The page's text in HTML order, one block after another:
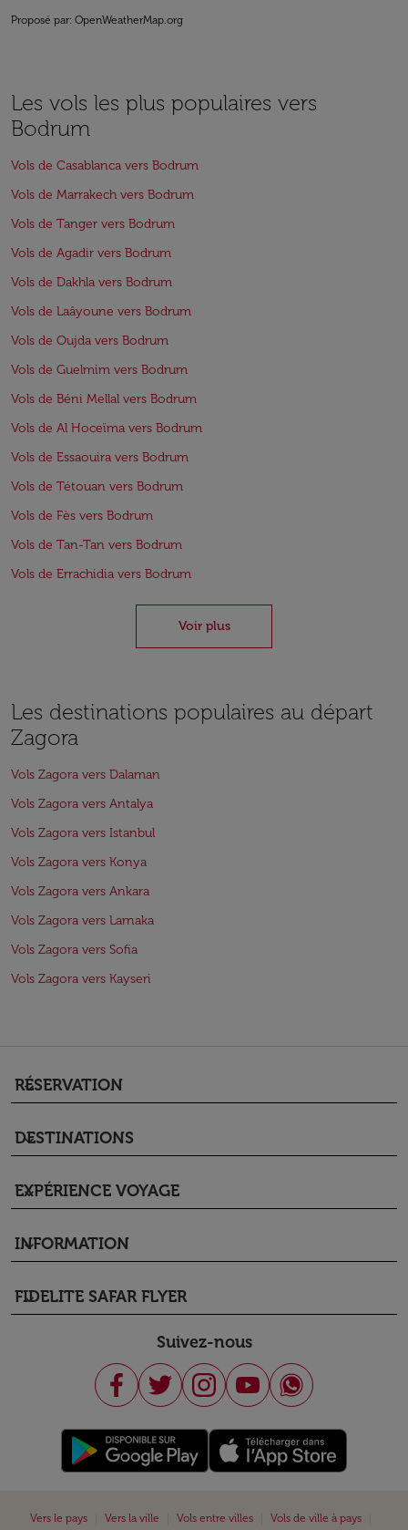
Proposé par: OpenWeatherMap.org
Les vols les plus populaires vers
Bodrum
Vols de Casablanca vers Bodrum
Vols de Marrakech vers Bodrum
Vols de Tanger vers Bodrum
Vols de Agadir vers Bodrum
Vols de Dakhla vers Bodrum
Vols de Laâyoune vers Bodrum
Vols de Oujda vers Bodrum
Vols de Guelmim vers Bodrum
Vols de Béni Mellal vers Bodrum
Vols de Al Hoceïma vers Bodrum
Vols de Essaouira vers Bodrum
Vols de Tétouan vers Bodrum
Vols de Fès vers Bodrum
Vols de Tan-Tan vers Bodrum
Vols de Errachidia vers Bodrum
Voir plus
Les destinations populaires au départ
Zagora
Vols Zagora vers Dalaman
Vols Zagora vers Antalya
Vols Zagora vers Istanbul
Vols Zagora vers Konya
Vols Zagora vers Ankara
Vols Zagora vers Larnaka
Vols Zagora vers Sofia
Vols Zagora vers Kayseri
RÉSERVATION
keyboard_arrow_down
DESTINATIONS
keyboard_arrow_down
EXPÉRIENCE VOYAGE
keyboard_arrow_down
INFORMATION
keyboard_arrow_down
FIDELITE SAFAR FLYER
keyboard_arrow_down
Suivez-nous
Vers le pays Vers la ville Vols entre villes Vols de ville à pays